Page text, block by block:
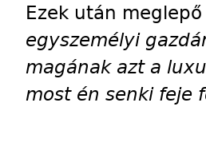
Ezek után
egyszemélyi
magának azt a
most én senki feje